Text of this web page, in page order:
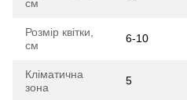
см
Розмір квітки,
см
6-10
Кліматична
зона
5